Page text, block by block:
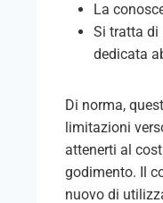
La
Si tratta di
dedicata
Di norma,
limitazioni
attenerti al
godimento. Il
nuovo di